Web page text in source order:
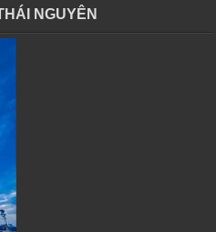
NGUYÊN